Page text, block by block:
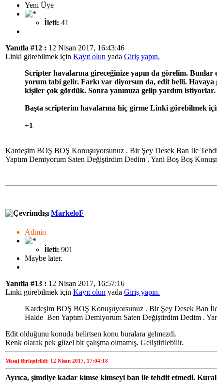
Yeni Üye
İleti: 41
Yanıtla #12 : 12 Nisan 2017, 16:43:46
Linki görebilmek için Kayıt olun yada Giriş yapın.
Scripter havalarına gireceğinize yapın da görelim.
yorum tabi gelir. Farkı var diyorsun da, edit belli. Havaya
kişiler çok gördük. Sonra yanımıza gelip yardım istiyorlar.
Başta scripterim havalarına hiç girme Linki görebilmek
+1
Kardeşim BOŞ BOŞ Konuşuyorsunuz . Bir Şey Desek Ban İle
Yaptım Demiyorum Saten Değiştirdim Dedim . Yani Boş Boş
MarkeloF
Admin
İleti: 901
Maybe later.
Yanıtla #13 : 12 Nisan 2017, 16:57:16
Linki görebilmek için Kayıt olun yada Giriş yapın.
Kardeşim BOŞ BOŞ Konuşuyorsunuz . Bir Şey Desek Ban
Halde Ben Yaptım Demiyorum Saten Değiştirdim Dedim .
Edit olduğunu konuda belirtsen konu buralara gelmezdi.
Renk olarak pek güzel bir çalışma olmamış. Geliştirilebilir.
Mesaj Birleştirildi: 12 Nisan 2017, 17:04:18
Ayrıca, şimdiye kadar kimse kimseyi ban ile tehdit etmedi.